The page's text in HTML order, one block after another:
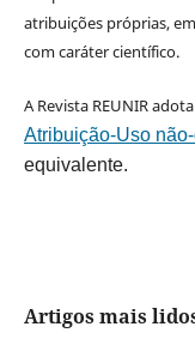
atribuições próprias,
com caráter científico.
A Revista REUNIR
Atribuição-Uso
equivalente.
Artigos mais